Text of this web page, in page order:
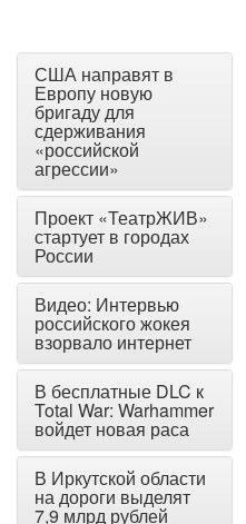
США направят в
Европу новую
бригаду для
сдерживания
«российской
агрессии»
Проект «ТеатрЖИВ»
стартует в городах
России
Видео: Интервью
российского жокея
взорвало интернет
В бесплатные DLC к
Total War: Warhammer
войдет новая раса
В Иркутской области
на дороги выделят
7,9 млрд рублей